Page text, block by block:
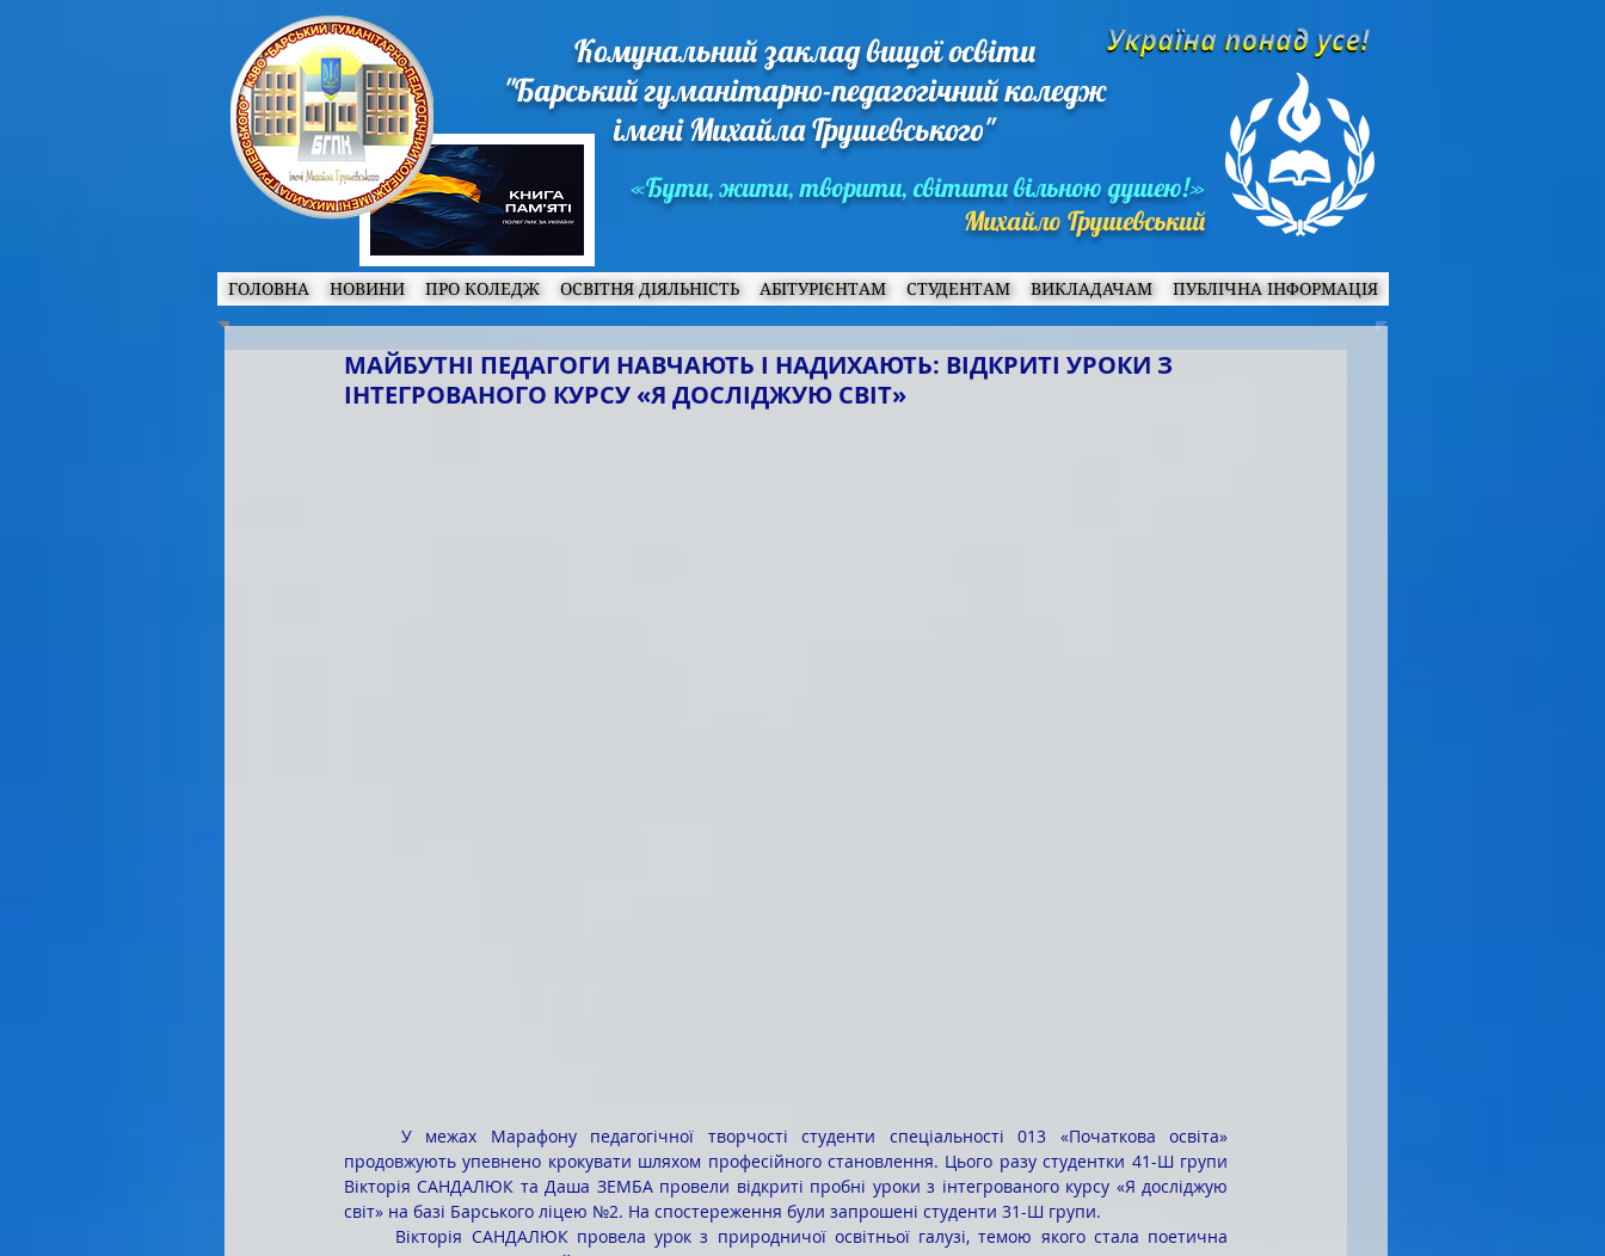
Комунальний заклад вищої освіти
"Барський гуманітарно-педагогічний коледж
імені Михайла Грушевського"
«Бути, жити, творити, світити вільною душею!»
Михайло Грушевський
ГОЛОВНА НОВИНИ ПРО КОЛЕДЖ ОСВІТНЯ ДІЯЛЬНІСТЬ АБІТУРІЄНТАМ СТУДЕНТАМ ВИКЛАДАЧАМ ПУБЛІЧНА ІНФОРМАЦІЯ
МАЙБУТНІ ПЕДАГОГИ НАВЧАЮТЬ І НАДИХАЮТЬ: ВІДКРИТІ УРОКИ З
ІНТЕГРОВАНОГО КУРСУ «Я ДОСЛІДЖУЮ СВІТ»
продовжують упевнено крокувати шляхом професійного становлення. Цього разу студентки 41-Ш групи
Вікторія САНДАЛЮК та Даша ЗЕМБА провели відкриті пробні уроки з інтегрованого курсу «Я досліджую
світ» на базі Барського ліцею №2. На спостереження були запрошені студенти 31-Ш групи.